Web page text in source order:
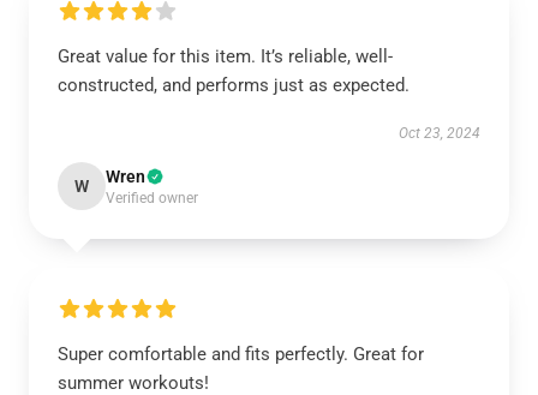
Great value for this item. It’s reliable, well-
constructed, and performs just as expected.
Oct 23, 2024
W Wren
Verified owner
Super comfortable and fits perfectly. Great for
summer workouts!